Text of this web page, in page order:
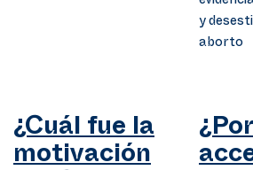
y
aborto
¿Cuál fue la
motivación